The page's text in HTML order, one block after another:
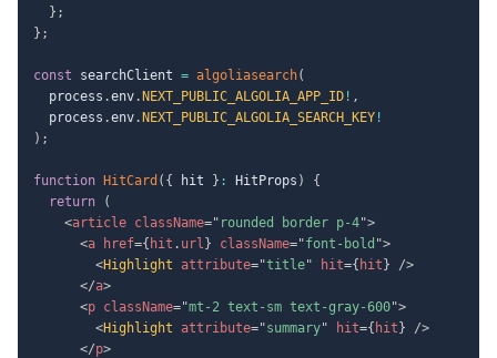
} ;
} ;
const searchClient = algoliasearch(
  process
.env. NEXT_PUBLIC_ALGOLIA_APP_ID ! ,
  process
.env. NEXT_PUBLIC_ALGOLIA_SEARCH_KEY !
) ;
function HitCard ( { hit } : HitProps )
{
return
(
<article className=" rounded border p-4">
<a href={ hit . url } className="font-bold ">
<Highlight attribute="title" hit={ hit }
/>
</a>
<p className="mt-2 text-sm text-gray-600">
<Highlight attribute="summary" hit={ hit }
/>
</p>